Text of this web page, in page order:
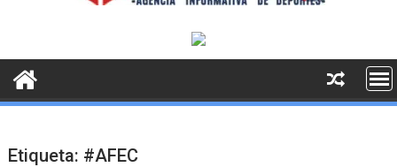
Etiqueta: #AFEC